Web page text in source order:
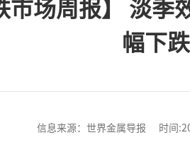
市场周报】 淡
幅下跌
信息来源：世界金属导报 时间